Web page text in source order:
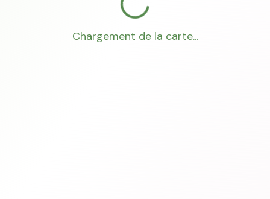
Chargement de la carte...